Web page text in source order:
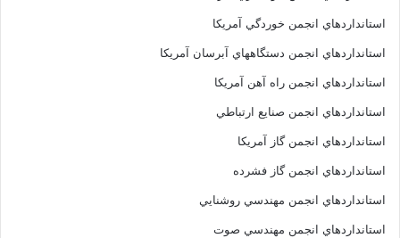
استانداردهاي انجمن خوردگي آمريکا
استانداردهاي انجمن دستگاههاي آبرسان آمريکا
استانداردهاي انجمن راه آهن آمريکا
استانداردهاي انجمن صنايع ارتباطي
استانداردهاي انجمن گاز آمريکا
استانداردهاي انجمن گاز فشرده
استانداردهاي انجمن مهندسي روشنايي
استانداردهاي انجمن مهندسي صوت